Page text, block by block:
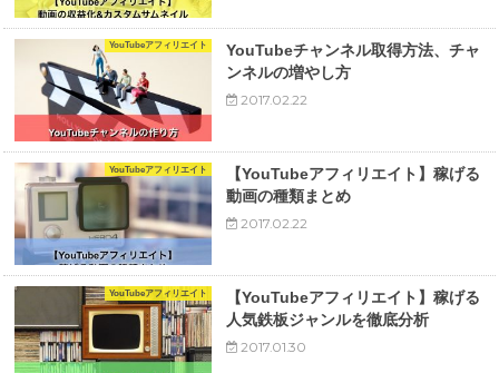
YouTubeアフィリエイト
YouTubeチャンネル取得方法、チャ
ンネルの増やし方
2017.02.22
YouTubeアフィリエイト
【YouTubeアフィリエイト】稼げる
動画の種類まとめ
2017.02.22
YouTubeアフィリエイト
【YouTubeアフィリエイト】稼げる
人気鉄板ジャンルを徹底分析
2017.01.30